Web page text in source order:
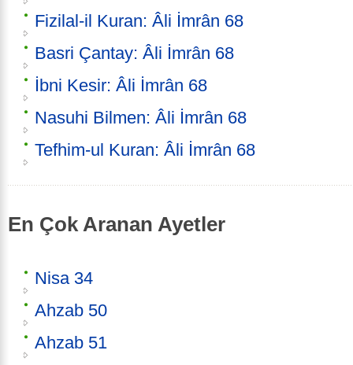
Fizilal-il Kuran: Âli İmrân 68
Basri Çantay: Âli İmrân 68
İbni Kesir: Âli İmrân 68
Nasuhi Bilmen: Âli İmrân 68
Tefhim-ul Kuran: Âli İmrân 68
En Çok Aranan Ayetler
Nisa 34
Ahzab 50
Ahzab 51